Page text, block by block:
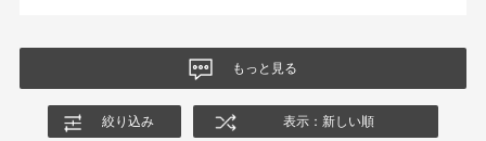
もっと見る
絞り込み 表示：新しい順